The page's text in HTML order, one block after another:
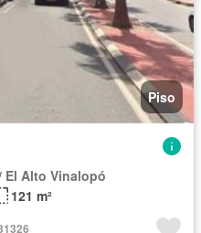
Piso
El Alto Vinalopó
121 m²